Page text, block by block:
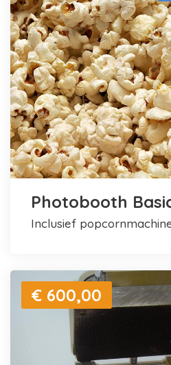
Photobooth
inclusief
€ 600,00